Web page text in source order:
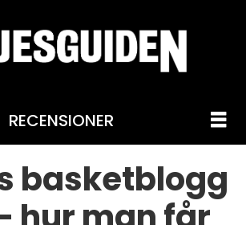
RECENSIONER
basketblogg